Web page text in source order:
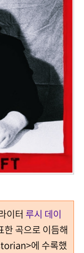
이터 루시 데이
곡으로 이듬해
에 수록했